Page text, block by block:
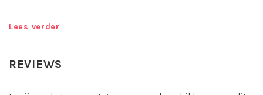
eigenschappen:
Lees verder
REVIEWS